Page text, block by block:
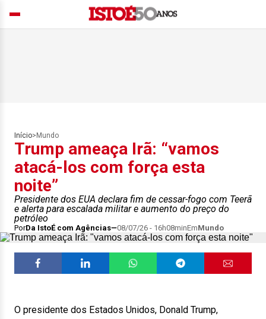
Início> Mundo
Trump ameaça Irã: “vamos
atacá-los com força esta
noite”
Presidente dos EUA declara fim de cessar-fogo com Teerã
e alerta para escalada militar e aumento do preço do
petróleo
PorDa IstoÉ com Agências 08/07/26 - 16h08minEmMundo
O presidente dos Estados Unidos, Donald Trump,